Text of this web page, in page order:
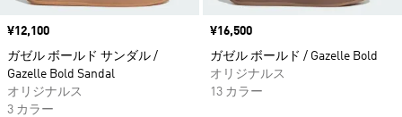
価格
¥12,100
ガゼル ボールド サンダル /
Gazelle Bold Sandal
オリジナルス
3 カラー
価格
¥16,500
ガゼル ボールド / Gazelle Bold
オリジナルス
13 カラー